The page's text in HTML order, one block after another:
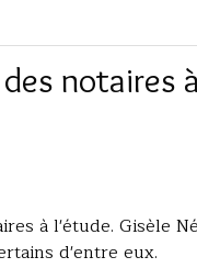
notaires
à l'étude. Gisèle
d'entre eux.